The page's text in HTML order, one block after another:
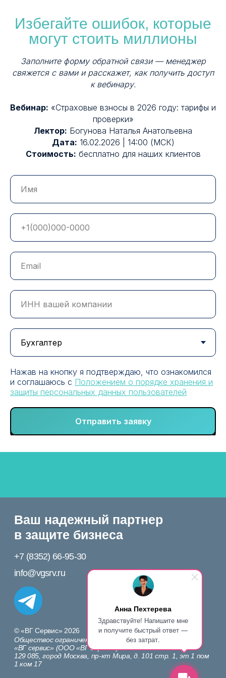
Анна Пехтерева
Здравствуйте! Напишите мне
и получите быстрый ответ —
без затрат.
Избегайте ошибок, которые
могут стоить миллионы
Заполните форму обратной связи — менеджер
свяжется с вами и расскажет, как получить доступ
к вебинару.
Вебинар: «Страховые взносы в 2026 году: тарифы и
проверки»
Лектор: Богунова Наталья Анатольевна
Дата: 16.02.2026 | 14:00 (МСК)
Стоимость: бесплатно для наших клиентов
Нажав на кнопку я подтверждаю, что ознакомился
и соглашаюсь с Положением о порядке хранения и
защиты персональных данных пользователей
Отправить заявку
Ваш надежный партнер
в защите бизнеса
info@vgsrv.ru
+7 (8352) 66-95-30
Непубличная оферта (договор) о предоставлении доступа